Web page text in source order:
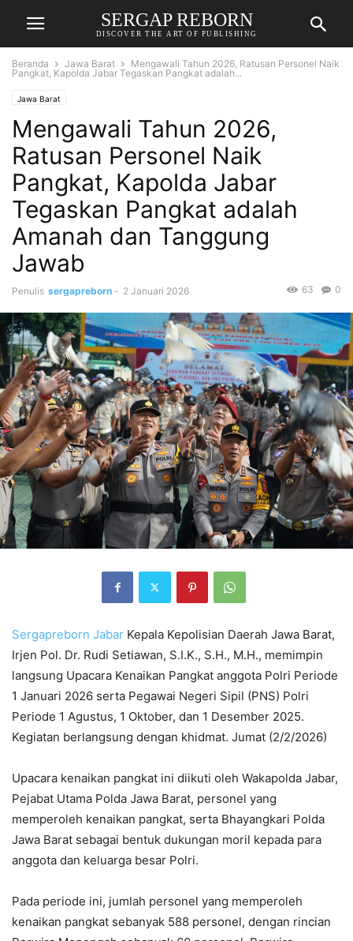
SERGAP REBORN
DISCOVER THE ART OF PUBLISHING
Beranda Jawa Barat
Mengawali Tahun 2026, Ratusan Personel Naik
Pangkat, Kapolda Jabar Tegaskan Pangkat adalah...
Jawa Barat
Mengawali Tahun 2026,
Ratusan Personel Naik
Pangkat, Kapolda Jabar
Tegaskan Pangkat adalah
Amanah dan Tanggung
Jawab
Penulis sergapreborn - 2 Januari 2026 0
63
Sergapreborn Jabar Kepala Kepolisian Daerah Jawa Barat,
Irjen Pol. Dr. Rudi Setiawan, S.I.K., S.H., M.H., memimpin
langsung Upacara Kenaikan Pangkat anggota Polri Periode
1 Januari 2026 serta Pegawai Negeri Sipil (PNS) Polri
Periode 1 Agustus, 1 Oktober, dan 1 Desember 2025.
Kegiatan berlangsung dengan khidmat. Jumat (2/2/2026)
Upacara kenaikan pangkat ini diikuti oleh Wakapolda Jabar,
Pejabat Utama Polda Jawa Barat, personel yang
memperoleh kenaikan pangkat, serta Bhayangkari Polda
Jawa Barat sebagai bentuk dukungan moril kepada para
anggota dan keluarga besar Polri.
Pada periode ini, jumlah personel yang memperoleh
kenaikan pangkat sebanyak 588 personel, dengan rincian